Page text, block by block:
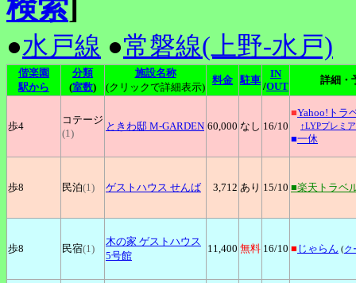
検索]
●水戸線 ●常磐線(上野-水戸)
偕楽園
駅から
分類
(室数)
施設名称
(クリックで詳細表示)
料金 駐車
IN
/OUT
詳細・
歩4
コテージ
(1)
ときわ邸 M-GARDEN 60,000 なし 16/10
■Yahoo!トラ
↑LYPプレミ
■一休
歩8 民泊(1) ゲストハウス せんば 3,712 あり 15/10 ■楽天トラベ
歩8 民宿(1)
木の家 ゲストハウス
5号館
11,400 無料 16/10 ■ じゃらん (ク